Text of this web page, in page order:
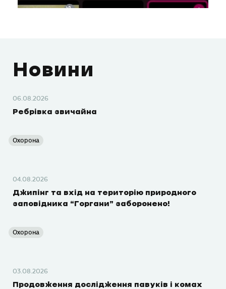
Новини
06.08.2026
Ребрівка звичайна
Охорона
04.08.2026
Джипінг та вхід на територію природного
заповідника “Горгани” заборонено!
Охорона
03.08.2026
Продовження дослідження павуків і комах